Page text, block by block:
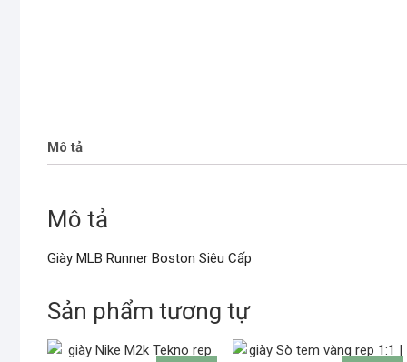
Mô tả
Mô tả
Giày MLB Runner Boston Siêu Cấp
Sản phẩm tương tự